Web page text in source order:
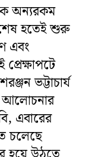
অন্যরকম
হতেই শুরু
এবং
ভট্টাচার্য
আলোচনার
এবারের
চলেছে